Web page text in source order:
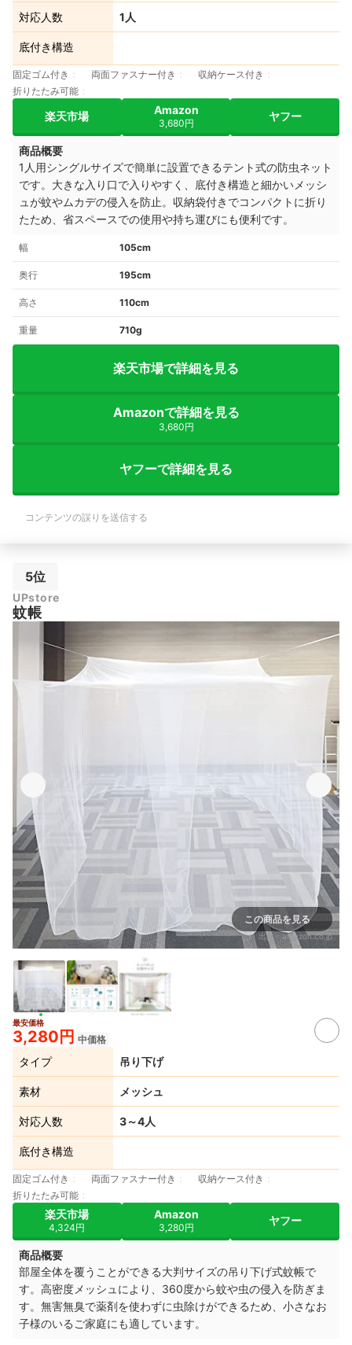
対応人数 1人
底付き構造
固定ゴム付き 両面ファスナー付き
収納ケース付き
折りたたみ可能
楽天市場 Amazon
3,680円
ヤフー
商品概要
1人用シングルサイズで簡単に設置できるテント式の防虫ネット
です。大きな入り口で入りやすく、底付き構造と細かいメッシ
ュが蚊やムカデの侵入を防止。収納袋付きでコンパクトに折り
たため、省スペースでの使用や持ち運びにも便利です。
幅 105cm
奥行 195cm
高さ 110cm
重量 710g
楽天市場で詳細を見る
Amazonで詳細を見る
3,680円
ヤフーで詳細を見る
コンテンツの誤りを送信する
5位
UPstore
蚊帳
この商品を見る
出典：amazon.co.jp
最安価格
3,280円 中価格
タイプ 吊り下げ
素材 メッシュ
対応人数 3～4人
底付き構造
固定ゴム付き 両面ファスナー付き
収納ケース付き
折りたたみ可能
楽天市場
4,324円
Amazon
3,280円
ヤフー
商品概要
部屋全体を覆うことができる大判サイズの吊り下げ式蚊帳で
す。高密度メッシュにより、360度から蚊や虫の侵入を防ぎま
す。無害無臭で薬剤を使わずに虫除けができるため、小さなお
子様のいるご家庭にも適しています。